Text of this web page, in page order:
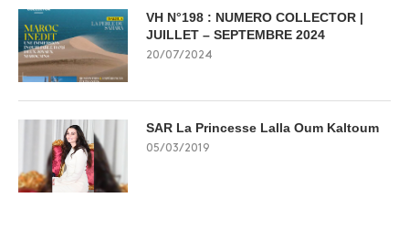
VH N°198 : NUMERO COLLECTOR |
JUILLET – SEPTEMBRE 2024
20/07/2024
SAR La Princesse Lalla Oum Kaltoum
05/03/2019